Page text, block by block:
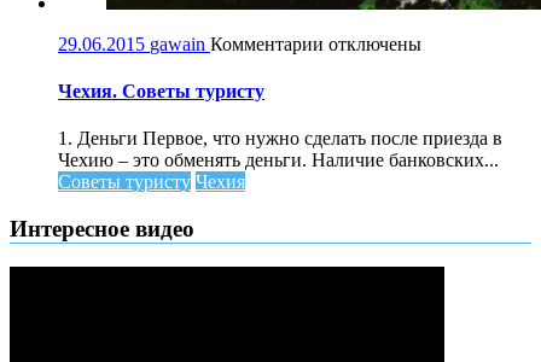
29.06.2015 gawain Комментарии котключены
Чехия. Советы туристу
1. Деньги Первое, что нужно сделать после приезда в
Чехию – это обменять деньги. Наличие банковских...
Советы туристу Чехия
Интересное видео